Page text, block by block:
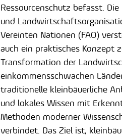
Ressourcenschutz befasst.
und
Vereinten Nationen (FAO)
auch ein praktisches Konzept
Transformation der
einkommensschwachen
traditionelle kleinbäuerliche
und lokales Wissen mit
Methoden moderner
verbindet. Das Ziel ist,